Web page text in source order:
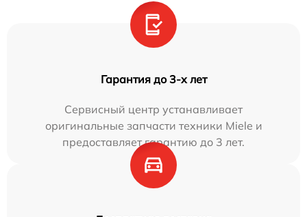
Гарантия до 3-х лет
Сервисный центр устанавливает
оригинальные запчасти техники Miele и
предоставляет гарантию до 3 лет.